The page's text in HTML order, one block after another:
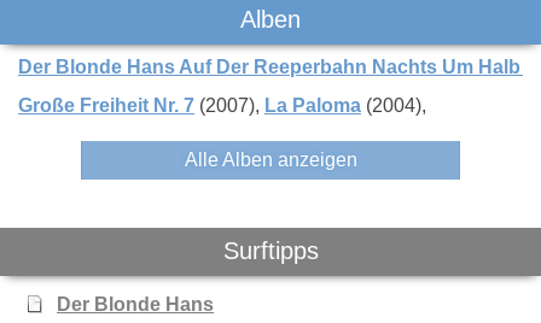
Das könnte Dich auch interessieren:
Alben
Der Blonde Hans Auf Der Reeperbahn Nachts Um Halb
Große Freiheit Nr. 7 (2007) La Paloma (2004)
Alle Alben anzeigen
Surftipps
Der Blonde Hans